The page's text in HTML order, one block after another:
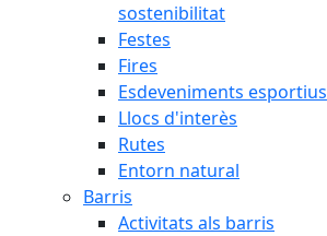
sostenibilitat
Festes
Fires
Esdeveniments esportius
Llocs d'interès
Rutes
Entorn natural
Barris
Activitats als barris